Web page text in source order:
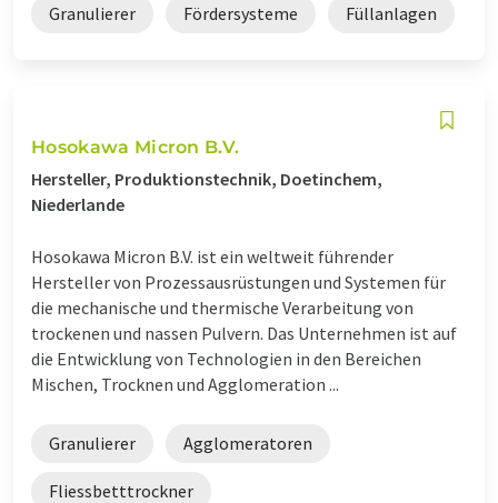
Granulierer Fördersysteme Füllanlagen
Hosokawa Micron B.V.
Hersteller, Produktionstechnik, Doetinchem,
Niederlande
Hosokawa Micron B.V. ist ein weltweit führender
Hersteller von Prozessausrüstungen und Systemen für
die mechanische und thermische Verarbeitung von
trockenen und nassen Pulvern. Das Unternehmen ist auf
die Entwicklung von Technologien in den Bereichen
Mischen, Trocknen und Agglomeration ...
Granulierer Agglomeratoren
Fliessbetttrockner